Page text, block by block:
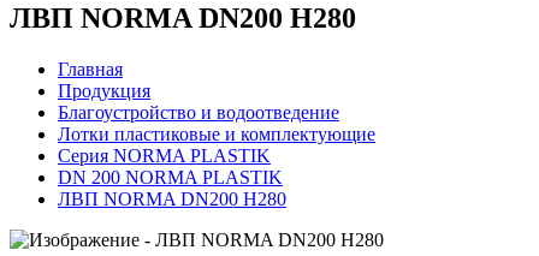
ЛВП NORMA DN200 H280
Главная
Продукция
Благоустройство и водоотведение
Лотки пластиковые и комплектующие
Серия NORMA PLASTIK
DN 200 NORMA PLASTIK
ЛВП NORMA DN200 H280